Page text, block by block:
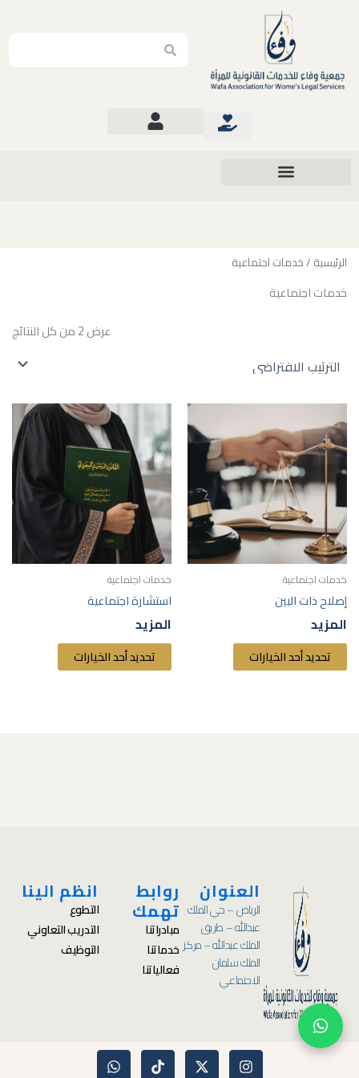
Search
Search
الرئيسية / خدمات اجتماعية
خدمات اجتماعية
عرض ⁦2⁩ من كل النتائج
خدمات اجتماعية
إصلاح ذات البين
المزيد
تحديد أحد الخيارات
العديد
من
الأشكال
المختلفة
لهذا
المنتج.
يمكن
اختيار
المنتج
خدمات اجتماعية
استشارة اجتماعية
المزيد
تحديد أحد الخيارات
هناك
العديد
الأشكال
المختلفة
لهذا
يمكن
اختيار
المنتج
العنوان
الرياض – حي الملك
عبدالله – طريق
الملك عبدالله – مركز
الملك سلمان
الاجتماعي
روابط
تهمك
مبادراتنا
خدماتنا
فعالياتنا
انظم الينا
التطوع
التدريب التعاوني
التوظيف
I
n
X
-
T
i
W
h